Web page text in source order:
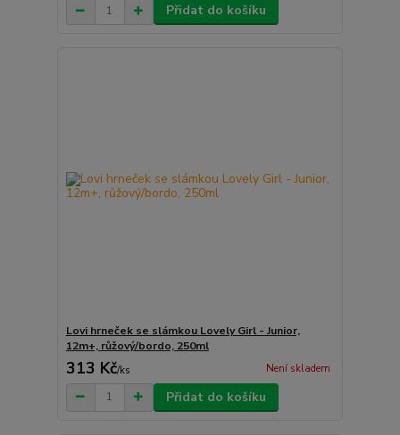
Přidat do košíku
Lovi hrneček se slámkou Lovely Girl - Junior,
12m+, růžový/bordo, 250ml
313 Kč/ks Není skladem
Přidat do košíku